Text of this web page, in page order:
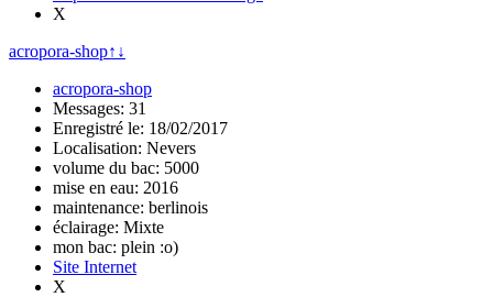
X
acropora-shop↑ ↓
acropora-shop
Messages: 31
Enregistré le: 18/02/2017
Localisation: Nevers
volume du bac: 5000
mise en eau: 2016
maintenance: berlinois
éclairage: Mixte
mon bac: plein :o)
Site Internet
X